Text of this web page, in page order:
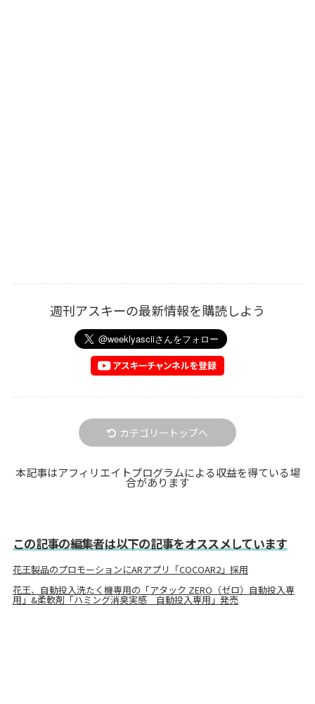
週刊アスキーの最新情報を購読しよう
カテゴリートップへ
本記事はアフィリエイトプログラムによる収益を得ている場
合があります
この記事の編集者は以下の記事をオススメしています
花王製品のプロモーションにARアプリ「COCOAR2」採用
花王、自動投入洗たく機専用の「アタック ZERO（ゼロ）自動投入専
用」&柔軟剤「ハミング消臭実感 自動投入専用」発売